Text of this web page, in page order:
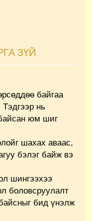
ЗҮЙ
байгаа
Тэдгээр нь
юм шиг
шахах аваас,
бэлэг байж вэ
шингээхээ
боловсруулалт
бид үнэлж